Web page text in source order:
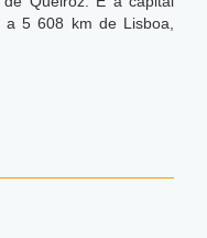
a 5 608 km de Lisboa,